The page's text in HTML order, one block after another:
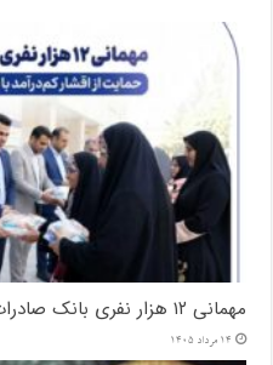
مهمانی ۱۲ هزار نفری بانک صادرات ایران
14 مرداد 1405